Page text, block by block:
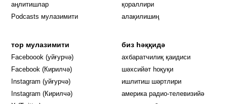
аңлитишлар
Podcasts мулазимити
қораллири
алақилишиң
тор мулазимити
Faceboook (уйғурчә) Opens in new window
Facebook (Кирилчә) Opens in new window
Instagram (уйғурчә) Opens in new window
Instagram (Кирилчә) Opens in new window
биз һәққидә
ахбаратчилиқ қаидиси
шәхсийәт һоқуқи
ишлитиш шәртлири
америка радио-телевизийә